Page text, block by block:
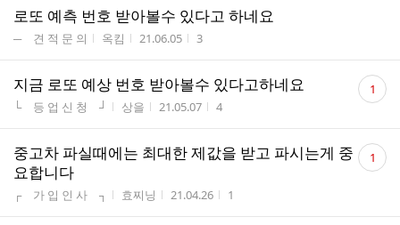
뉴로또 예측 번호 받아볼수 있다고 하네요
게시판명
─ 견 적 문 의 작성자
옥킴 작성시간
21.06.05 조회수
3
지금 로또 예상 번호 받아볼수 있다고하네요
게시판명
└ 등 업 신 청 ┘ 작성자
상을 작성시간
21.05.07 조회수
4
댓
글 1
중고차 파실때에는 최대한 제값을 받고 파시는게 중
요합니다
게시판명
┌ 가 입 인 사 ┐ 작성자
효찌닝 작성시간
21.04.26 조회수
1
댓
글 1